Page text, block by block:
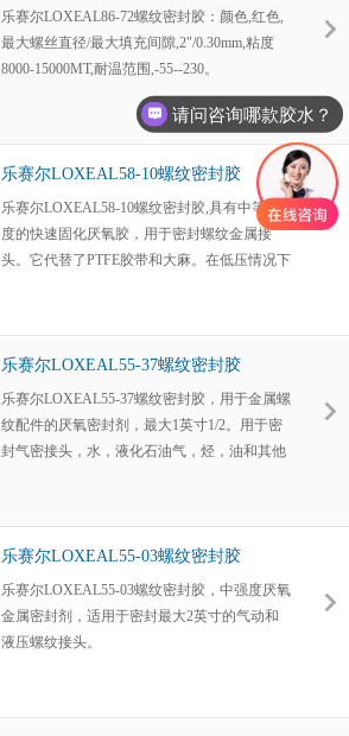
乐赛尔LOXEAL86-72螺纹密封胶：颜色,红色,
最大螺丝直径/最大填充间隙,2"/0.30mm,粘度
8000-15000MT,耐温范围,-55--230。
乐赛尔LOXEAL58-10螺纹密封胶
乐赛尔LOXEAL58-10螺纹密封胶,具有中等强
度的快速固化厌氧胶，用于密封螺纹金属接
头。它代替了PTFE胶带和大麻。在低压情况下
乐赛尔LOXEAL55-37螺纹密封胶
乐赛尔LOXEAL55-37螺纹密封胶，用于金属螺
纹配件的厌氧密封剂，最大1英寸1/2。用于密
封气密接头，水，液化石油气，烃，油和其他
乐赛尔LOXEAL55-03螺纹密封胶
乐赛尔LOXEAL55-03螺纹密封胶，中强度厌氧
金属密封剂，适用于密封最大2英寸的气动和
液压螺纹接头。
请问咨询哪款胶水？